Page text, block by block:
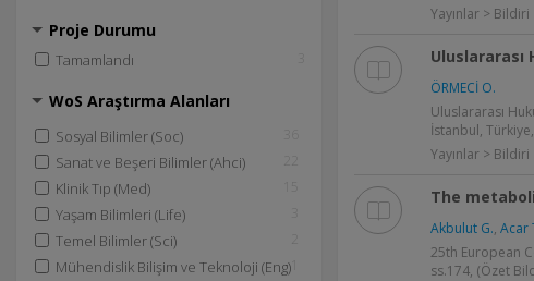
Proje Durumu
Tamamlandı
WoS Araştırma Alanları
Sosyal Bilimler (Soc)
Sanat ve Beşeri Bilimler (Ahci)
Klinik Tıp (Med)
Yaşam Bilimleri (Life)
Temel Bilimler (Sci)
Mühendislik Bilişim ve Teknoloji (Eng)
Yayınlar > Bildiri
Uluslararası
ÖRMECİ O.
Uluslararası
İstanbul,
Yayınlar > Bildiri
The
Akbulut G., Acar
25th European
ss.174, (Özet